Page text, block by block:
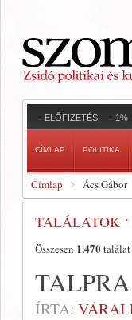
ELŐFIZETÉS 1%
CÍMLAP POLITIKA
Címlap Ács Gábor
TALÁLATOK ‘
Összesen 1,470
ÍRTA: VÁRAI